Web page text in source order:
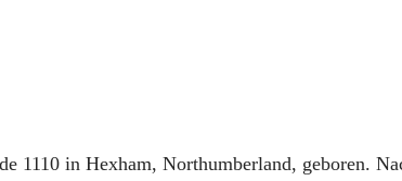
1110 in Hexham, Northumberland, geboren.